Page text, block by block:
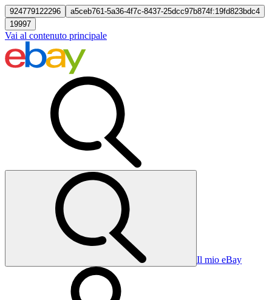
924779122296
a5ceb761-5a36-4f7c-8437-25dcc97b874f:19fd823bdc4
19997
Vai al contenuto principale
Il mio eBay